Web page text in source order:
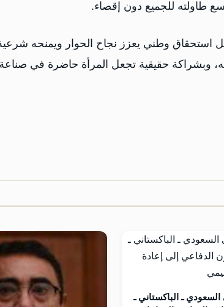
طاولته للجميع دون إقصاء.
استحقاق وطني يعزز نجاح الحوار ويمنحه
وبشراكة حقيقية تجعل المرأة حاضرة في صناعة
السعودي ـ الباكستاني ـ